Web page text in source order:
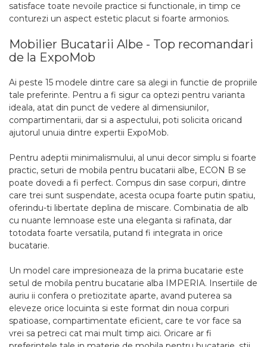
satisface toate nevoile practice si functionale, in timp ce
conturezi un aspect estetic placut si foarte armonios.
Mobilier Bucatarii Albe - Top recomandari
de la ExpoMob
Ai peste 15 modele dintre care sa alegi in functie de propriile
tale preferinte. Pentru a fi sigur ca optezi pentru varianta
ideala, atat din punct de vedere al dimensiunilor,
compartimentarii, dar si a aspectului, poti solicita oricand
ajutorul unuia dintre expertii ExpoMob.
Pentru adeptii minimalismului, al unui decor simplu si foarte
practic, seturi de mobila pentru bucatarii albe, ECON B se
poate dovedi a fi perfect. Compus din sase corpuri, dintre
care trei sunt suspendate, acesta ocupa foarte putin spatiu,
oferindu-ti libertate deplina de miscare. Combinatia de alb
cu nuante lemnoase este una eleganta si rafinata, dar
totodata foarte versatila, putand fi integrata in orice
bucatarie.
Un model care impresioneaza de la prima bucatarie este
setul de mobila pentru bucatarie alba IMPERIA. Insertiile de
auriu ii confera o pretiozitate aparte, avand puterea sa
eleveze orice locuinta si este format din noua corpuri
spatioase, compartimentate eficient, care te vor face sa
vrei sa petreci cat mai mult timp aici. Oricare ar fi